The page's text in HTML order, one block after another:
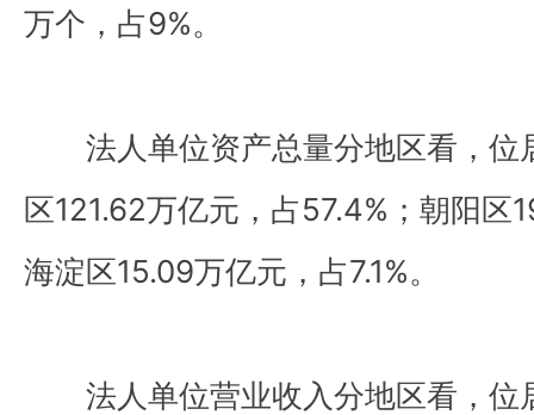
万个，占9%。
法人单位资产总量分地区看，位
区121.62万亿元，占57.4%；朝阳区
海淀区15.09万亿元，占7.1%。
法人单位营业收入分地区看，位